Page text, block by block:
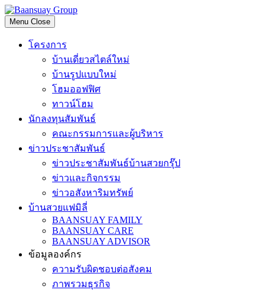
Skip
to
content
Menu Close
โครงการ
บ้านเดี่ยวสไตล์ใหม่
บ้านรูปแบบใหม่
โฮมออฟฟิศ
ทาวน์โฮม
นักลงทุนสัมพันธ์
คณะกรรมการและผู้บริหาร
ข่าวประชาสัมพันธ์
ข่าวประชาสัมพันธ์บ้านสวยกรุ๊ป
ข่าวและกิจกรรม
ข่าวอสังหาริมทรัพย์
บ้านสวยแฟมิลี่
BAANSUAY FAMILY
BAANSUAY CARE
BAANSUAY ADVISOR
ข้อมูลองค์กร
ความรับผิดชอบต่อสังคม
ภาพรวมธุรกิจ